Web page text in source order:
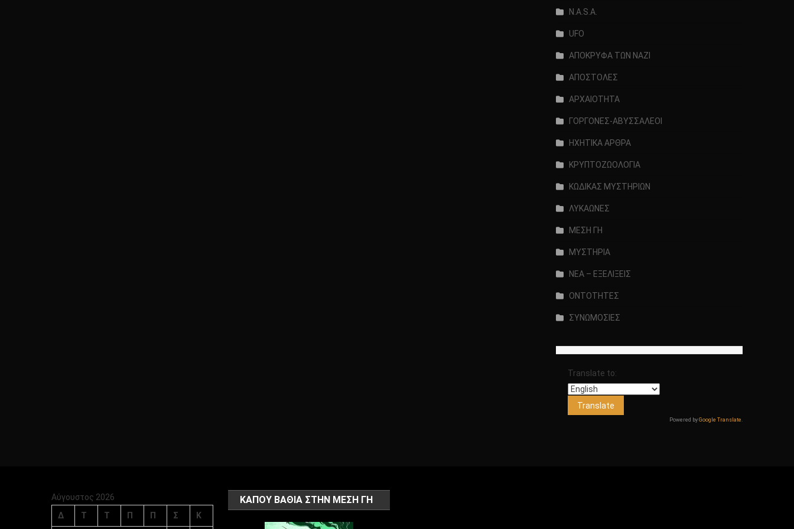
N.A.S.A.
UFO
ΑΠΟΚΡΥΦΑ ΤΩΝ ΝΑΖΙ
ΑΠΟΣΤΟΛΕΣ
ΑΡΧΑΙΟΤΗΤΑ
ΓΟΡΓΟΝΕΣ-ΑΒΥΣΣΑΛΕΟΙ
ΗΧΗΤΙΚΑ ΑΡΘΡΑ
ΚΡΥΠΤΟΖΩΟΛΟΓΙΑ
ΚΩΔΙΚΑΣ ΜΥΣΤΗΡΙΩΝ
ΛΥΚΑΩΝΕΣ
ΜΕΣΗ ΓΗ
ΜΥΣΤΗΡΙΑ
ΝΕΑ – ΕΞΕΛΙΞΕΙΣ
ΟΝΤΟΤΗΤΕΣ
ΣΥΝΩΜΟΣΙΕΣ
Translate to:
Powered by Google Translate .
Αύγουστος 2026
Δ
Τ Τ Π Π Σ Κ
ΚΑΠΟΥ ΒΑΘΙΑ ΣΤΗΝ ΜΕΣΗ ΓΗ